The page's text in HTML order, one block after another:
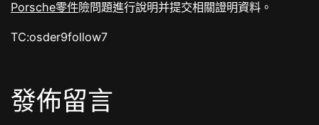
Porsche零件險問題進行說明并提交相關證明資料。
TC:osder9follow7
發佈留言